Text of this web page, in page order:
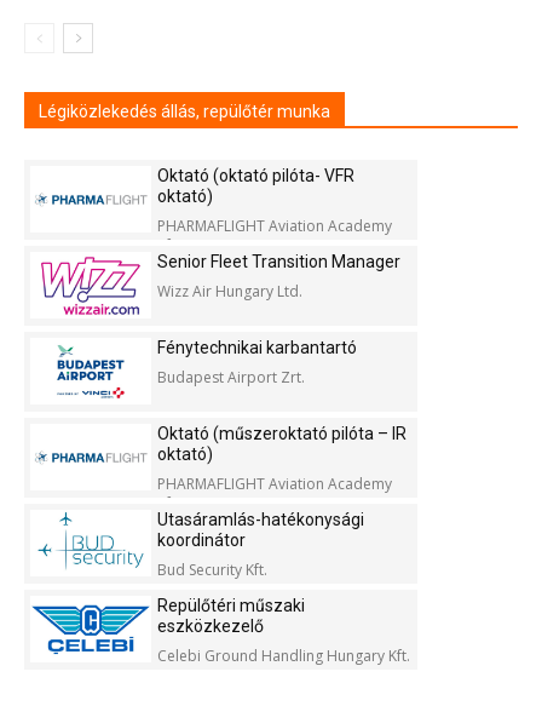
Légiközlekedés állás, repülőtér munka
Oktató (oktató pilóta- VFR
oktató)
PHARMAFLIGHT Aviation Academy
Kft.
Senior Fleet Transition Manager
Wizz Air Hungary Ltd.
Fénytechnikai karbantartó
Budapest Airport Zrt.
Oktató (műszeroktató pilóta – IR
oktató)
PHARMAFLIGHT Aviation Academy
Kft.
Utasáramlás-hatékonysági
koordinátor
Bud Security Kft.
Repülőtéri műszaki
eszközkezelő
Celebi Ground Handling Hungary Kft.